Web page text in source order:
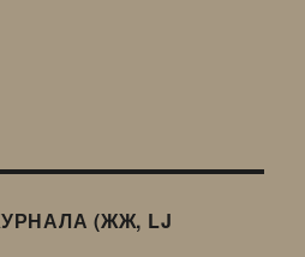
(ЖЖ, LJ